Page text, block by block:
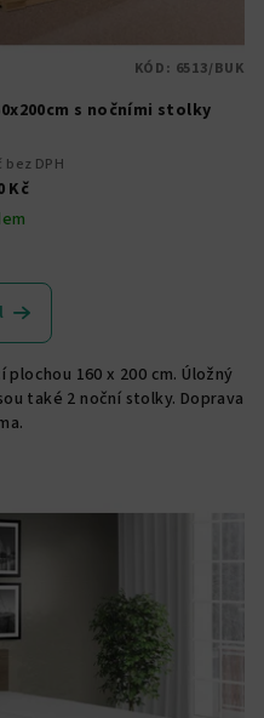
s nočními stolky
bez DPH
Kč
160 x 200 cm. Úložný
také 2 noční stolky. Doprava
KÓD: 6513/BUK